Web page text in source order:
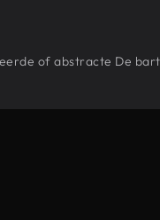
of abstracte De